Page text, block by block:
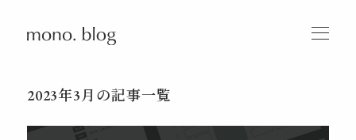
2023年3月の記事一覧